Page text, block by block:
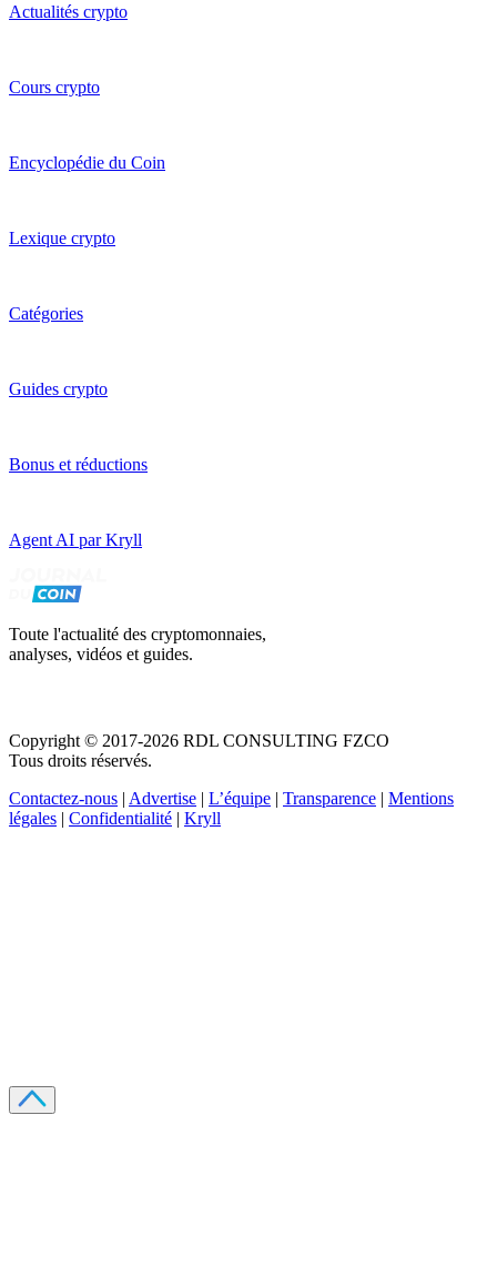
Actualités crypto
Cours crypto
Encyclopédie du Coin
Lexique crypto
Catégories
Guides crypto
Bonus et réductions
Agent AI par Kryll
Toute l'actualité des cryptomonnaies,
analyses, vidéos et guides.
Copyright © 2017-2026 RDL CONSULTING FZCO
Tous droits réservés.
Contactez-nous | Advertise | L’équipe | Transparence | Mentions
légales | Confidentialité | Kryll